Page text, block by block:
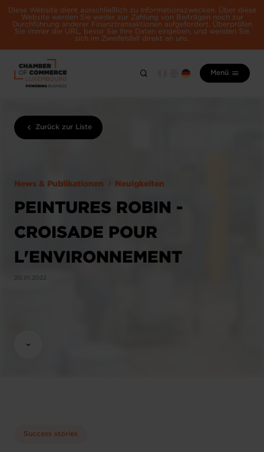
Diese Website dient ausschließlich zu Informationszwecken. Über diese
Website werden Sie weder zur Zahlung von Beiträgen noch zur
Durchführung anderer Finanztransaktionen aufgefordert. Überprüfen
Sie immer die URL, bevor Sie Ihre Daten eingeben, und wenden Sie
sich im Zweifelsfall direkt an uns.
Menü
Zurück zur Liste
News & Publikationen Neuigkeiten
PEINTURES ROBIN -
CROISADE POUR
L'ENVIRONNEMENT
20.01.2022
Success stories